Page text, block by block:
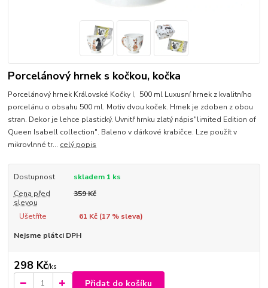
Porcelánový hrnek s kočkou, kočka
Porcelánový hrnek Královské Kočky I, 500 ml Luxusní hrnek z kvalitního
porcelánu o obsahu 500 ml. Motiv dvou koček. Hrnek je zdoben z obou
stran. Dekor je lehce plastický. Uvnitř hrnku zlatý nápis"limited Edition of
Queen Isabell collection". Baleno v dárkové krabičce. Lze použít v
mikrovlnné tr... celý popis
Dostupnost
skladem 1 ks
Cena před
slevou
359 Kč
Ušetříte 61 Kč (17% sleva)
Nejsme plátci DPH
298 Kč/ks
Přidat do košíku